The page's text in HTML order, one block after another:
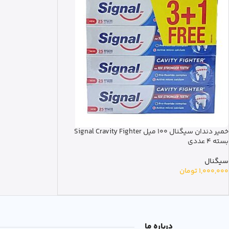
خمیر دندان سیگنال 100 میل Signal Cravity Fighter
بسته 4 عددی
سیگنال
1,000,000تومان